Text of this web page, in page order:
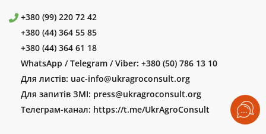
+380 (99) 220 72 42
+380 (44) 364 55 85
+380 (44) 364 61 18
WhatsApp / Telegram / Viber: +380 (50) 786 13 10
Для листів: uac-info@ukragroconsult.org
Для запитів ЗМІ: press@ukragroconsult.org
Телеграм-канал: https://t.me/UkrAgroConsult